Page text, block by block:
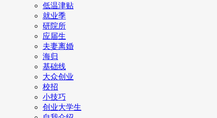
低温津贴
就业季
研院所
应届生
夫妻离婚
海归
基础线
大众创业
校招
小技巧
创业大学生